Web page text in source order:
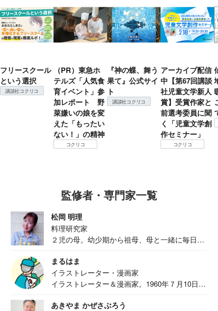
フリースクール
という選択
講談社コクリコ
（PR）東急ホ
テルズ「人気食
育イベント」参
加レポート 野
菜嫌いの娘を変
えた「もったい
ない！」の精神
コクリコ
『神の蝶、舞う
果て』公式サイ
ト
講談社コクリコ
アーカイブ配信
中【第67回講談
社児童文学新人
賞】受賞作家と
前選考委員に聞
く「児童文学創
作セミナー」
コクリコ
監修者・専門家一覧
松岡 明理
料理研究家
２児の母。幼少期から祖母、母と一緒に毎日の
まるはま
イラストレーター・漫画家
イラストレーター＆漫画家。1960年７月10日生
あきやま かぜさぶろう